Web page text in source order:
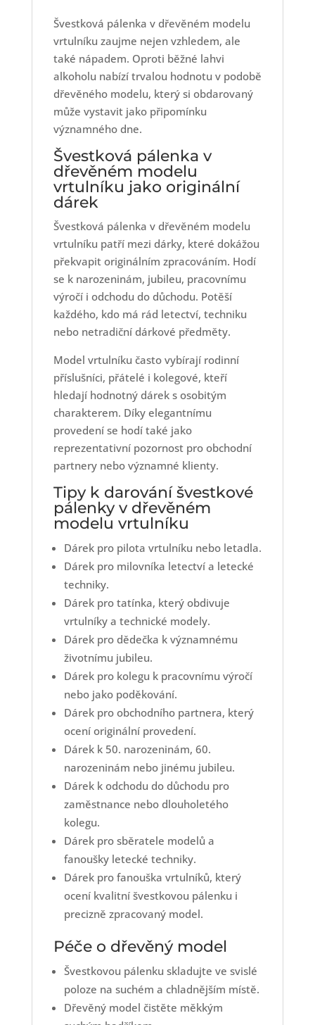
Švestková pálenka v dřevěném modelu
vrtulníku zaujme nejen vzhledem, ale
také nápadem. Oproti běžné lahvi
alkoholu nabízí trvalou hodnotu v podobě
dřevěného modelu, který si obdarovaný
může vystavit jako připomínku
významného dne.
Švestková pálenka v
dřevěném modelu
vrtulníku jako originální
dárek
Švestková pálenka v dřevěném modelu
vrtulníku patří mezi dárky, které dokážou
překvapit originálním zpracováním. Hodí
se k narozeninám, jubileu, pracovnímu
výročí i odchodu do důchodu. Potěší
každého, kdo má rád letectví, techniku
nebo netradiční dárkové předměty.
Model vrtulníku často vybírají rodinní
příslušníci, přátelé i kolegové, kteří
hledají hodnotný dárek s osobitým
charakterem. Díky elegantnímu
provedení se hodí také jako
reprezentativní pozornost pro obchodní
partnery nebo významné klienty.
Tipy k darování švestkové
pálenky v dřevěném
modelu vrtulníku
Dárek pro pilota vrtulníku nebo letadla.
Dárek pro milovníka letectví a letecké
techniky.
Dárek pro tatínka, který obdivuje
vrtulníky a technické modely.
Dárek pro dědečka k významnému
životnímu jubileu.
Dárek pro kolegu k pracovnímu výročí
nebo jako poděkování.
Dárek pro obchodního partnera, který
ocení originální provedení.
Dárek k 50. narozeninám, 60.
narozeninám nebo jinému jubileu.
Dárek k odchodu do důchodu pro
zaměstnance nebo dlouholetého
kolegu.
Dárek pro sběratele modelů a
fanoušky letecké techniky.
Dárek pro fanouška vrtulníků, který
ocení kvalitní švestkovou pálenku i
precizně zpracovaný model.
Péče o dřevěný model
Švestkovou pálenku skladujte ve svislé
poloze na suchém a chladnějším místě.
Dřevěný model čistěte měkkým